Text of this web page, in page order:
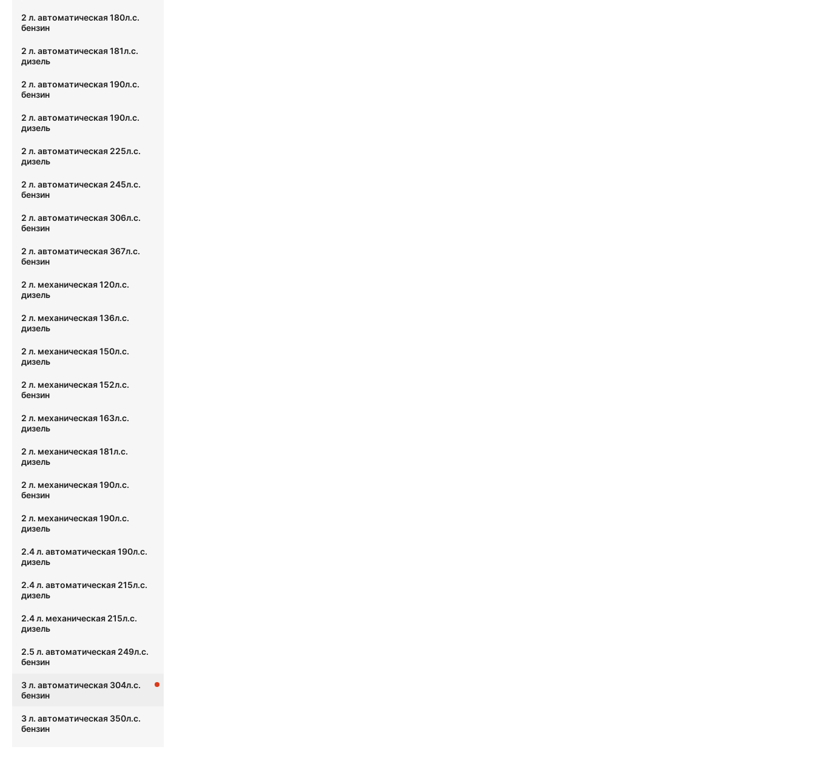
2 л. автоматическая 180л.с.
бензин
2 л. автоматическая 181л.с.
дизель
2 л. автоматическая 190л.с.
бензин
2 л. автоматическая 190л.с.
дизель
2 л. автоматическая 225л.с.
дизель
2 л. автоматическая 245л.с.
бензин
2 л. автоматическая 306л.с.
бензин
2 л. автоматическая 367л.с.
бензин
2 л. механическая 120л.с.
дизель
2 л. механическая 136л.с.
дизель
2 л. механическая 150л.с.
дизель
2 л. механическая 152л.с.
бензин
2 л. механическая 163л.с.
дизель
2 л. механическая 181л.с.
дизель
2 л. механическая 190л.с.
бензин
2 л. механическая 190л.с.
дизель
2.4 л. автоматическая 190л.с.
дизель
2.4 л. автоматическая 215л.с.
дизель
2.4 л. механическая 215л.с.
дизель
2.5 л. автоматическая 249л.с.
бензин
3 л. автоматическая 304л.с.
бензин
3 л. автоматическая 350л.с.
бензин